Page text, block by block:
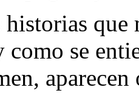
historias
como se